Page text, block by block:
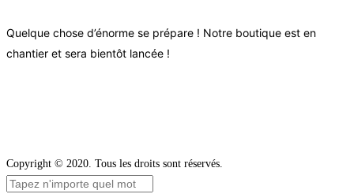
Quelque chose d’énorme se prépare ! Notre boutique est en
chantier et sera bientôt lancée !
Copyright © 2020. Tous les droits sont réservés.